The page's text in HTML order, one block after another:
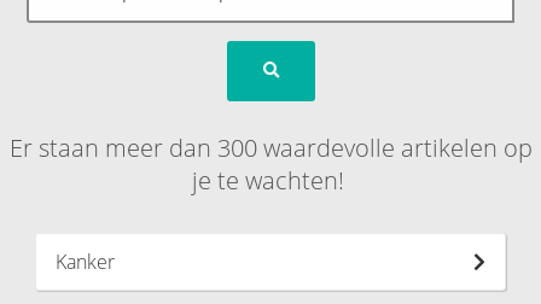
Er staan meer dan 300 waardevolle artikelen op
je te wachten!
Kanker